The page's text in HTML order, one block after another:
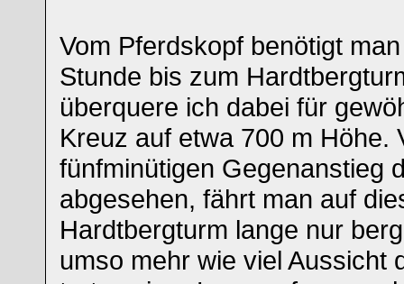
Vom Pferdskopf benötigt
Stunde bis zum
überquere ich dabei für
Kreuz auf etwa 700 m Höhe.
fünfminütigen Gegenanstieg
abgesehen, fährt man auf
Hardtbergturm lange nur
umso mehr wie viel Aussicht